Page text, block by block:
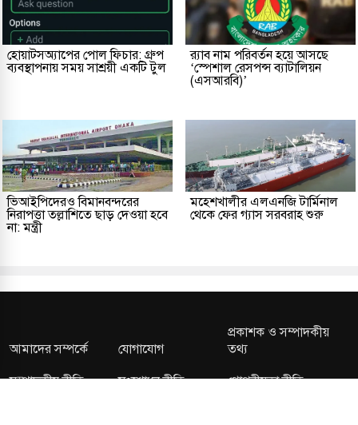
হোয়াটসঅ্যাপের পোল ফিচার: গ্রুপ
ব্যবস্থাপনায় সময় সাশ্রয়ী একটি টুল
র‌্যাব নাম পরিবর্তন হয়ে আসছে
‘স্পেশাল রেসপন্স ব্যাটালিয়ন
(এসআরবি)’
ভিআইপিদেরও বিমানবন্দরের
নিরাপত্তা তল্লাশিতে ছাড় দেওয়া হবে
না: মন্ত্রী
মহেশখালীর এলএনজি টার্মিনাল
থেকে ফের গ্যাস সরবরাহ শুরু
আমাদের সম্পর্কে যোগাযোগ
প্রকাশক ও সম্পাদকীয়
তথ্য
সম্পাদকীয় নীতি
সংশোধন নীতি গোপনীয়তা নীতি